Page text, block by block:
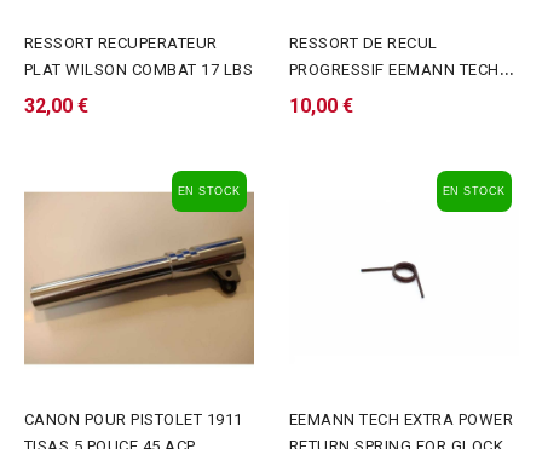
RESSORT RECUPERATEUR
PLAT WILSON COMBAT 17 LBS
32,00 €
RESSORT DE RECUL
PROGRESSIF EEMANN TECH
POUR 1911/2011
10,00 €
EN STOCK
CANON POUR PISTOLET 1911
EN STOCK
EEMANN TECH EXTRA POWER